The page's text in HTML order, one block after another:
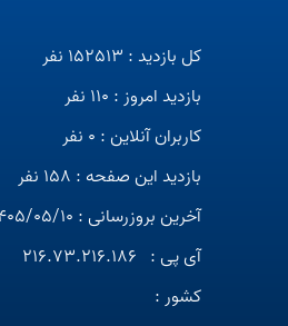
کل بازدید : 152513 نفر
بازدید امروز : 110 نفر
کاربران آنلاین : 0 نفر
بازدید این صفحه : 158 نفر
آخرین بروزرسانی : 1405/05/10 13:12
آی پی : 216.73.216.186
کشور :